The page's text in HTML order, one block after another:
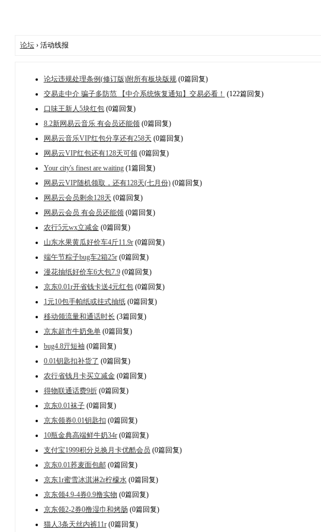
论坛› 活动线报
论坛违规处理条例(修订版)附所有板块版规(0篇回复)
交易走中介 骗子多防范 【中介系统恢复通知】交易必看！ (122篇回复)
口味王新人5块红包(0篇回复)
8.2新网易云音乐 有会员还能领(0篇回复)
网易云音乐VIP红包分享还有258天 (0篇回复)
网易云VIP红包还有128天可领(0篇回复)
Your city's finest are waiting(1篇回复)
网易云VIP随机领取，还有128天(七月份)(0篇回复)
网易云会员剩余128天 (0篇回复)
网易云会员 有会员还能领(0篇回复)
农行5元wx立减金(0篇回复)
山东水果黄瓜好价车4斤11.9r(0篇回复)
端午节粽子bug车2箱25r(0篇回复)
漫花抽纸好价车6大包7.9(0篇回复)
京东0.01r开省钱卡送4元红包(0篇回复)
1元10包手帕纸或挂式抽纸(0篇回复)
移动领流量和通话时长 (3篇回复)
京东超市牛奶免单(0篇回复)
bug4.8亓短袖 (0篇回复)
0.01钥匙扣补货了 (0篇回复)
农行省钱月卡买立减金(0篇回复)
得物联通话费9折(0篇回复)
京东0.01袜子(0篇回复)
京东领券0.01钥匙扣 (0篇回复)
10瓶金典高端鲜牛奶34r(0篇回复)
支付宝1999积分兑换月卡优酷会员 (0篇回复)
京东0.01荞麦面包邮(0篇回复)
京东1r蜜雪冰淇淋2r柠檬水(0篇回复)
京东领4.9-4券0.9撸实物 (0篇回复)
京东领2-2券0撸湿巾和烤肠(0篇回复)
猫人3条天丝内裤11r(0篇回复)